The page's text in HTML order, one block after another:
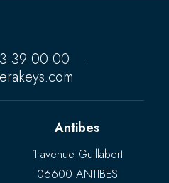
39 00 00
·
Antibes
1 avenue Guillabert
06600 ANTIBES